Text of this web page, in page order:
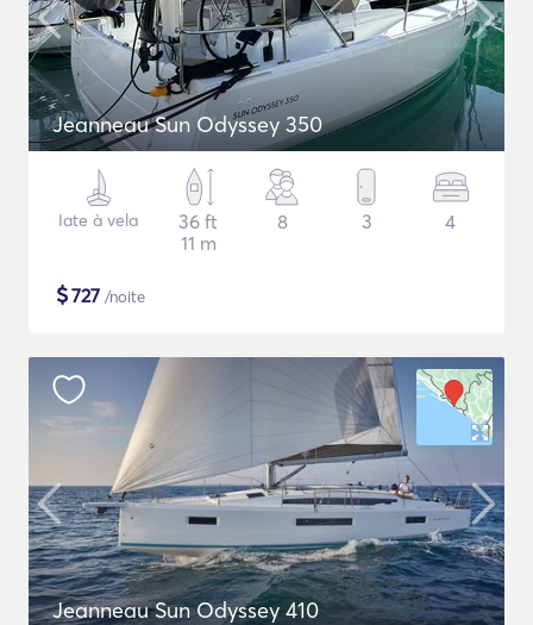
Jeanneau Sun Odyssey 350
Iate à vela
36 ft
11 m
8 3 4
$727 /noite
Jeanneau Sun Odyssey 410